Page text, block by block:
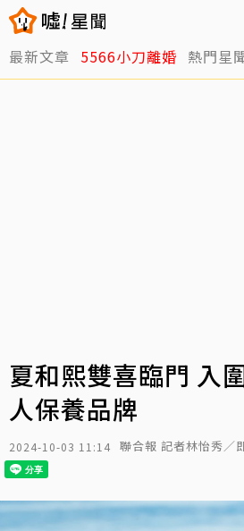
最新文章 5566小刀離婚 熱門星
夏和熙雙喜臨門 入
人保養品牌
2024-10-03 11:14 聯合報 記者林怡秀／